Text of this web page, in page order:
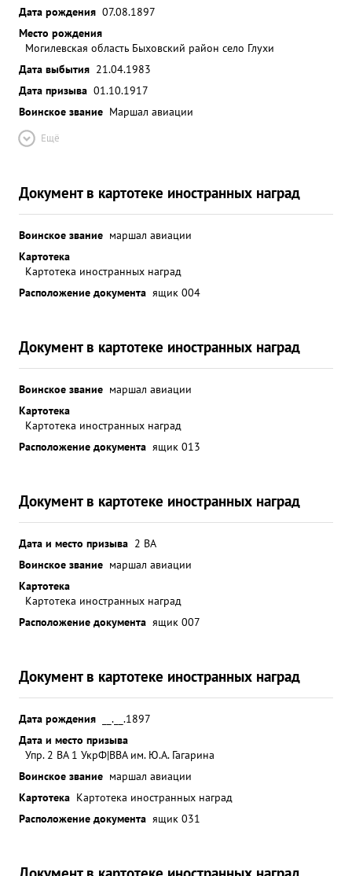
Дата рождения 07.08.1897
Место рождения
Могилевская область Быховский район село Глухи
Дата выбытия 21.04.1983
Дата призыва 01.10.1917
Воинское звание Маршал авиации
Ещё
Документ в картотеке иностранных наград
Воинское звание маршал авиации
Картотека
Картотека иностранных наград
Расположение документа ящик 004
Документ в картотеке иностранных наград
Воинское звание маршал авиации
Картотека
Картотека иностранных наград
Расположение документа ящик 013
Документ в картотеке иностранных наград
Дата и место призыва 2 ВА
Воинское звание маршал авиации
Картотека
Картотека иностранных наград
Расположение документа ящик 007
Документ в картотеке иностранных наград
Дата рождения
__.__.1897
Дата и место призыва
Упр. 2 ВА 1 УкрФ|ВВА им. Ю.А. Гагарина
Воинское звание маршал авиации
Картотека Картотека иностранных наград
Расположение документа ящик 031